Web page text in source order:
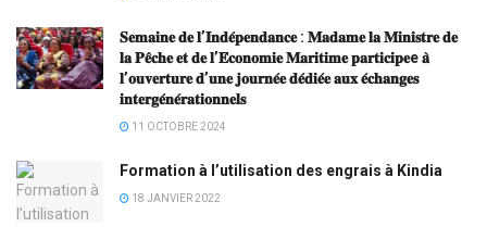
𝐒𝐞𝐦𝐚𝐢𝐧𝐞 𝐝𝐞 𝐥’𝐈𝐧𝐝𝐞́𝐩𝐞𝐧𝐝𝐚𝐧𝐜𝐞 : 𝐌𝐚𝐝𝐚𝐦𝐞 𝐥𝐚 𝐌𝐢𝐧𝐢𝐬𝐭𝐫𝐞 𝐝𝐞
𝐥𝐚 𝐏𝐞̂𝐜𝐡𝐞 𝐞𝐭 𝐝𝐞 𝐥’𝐄́𝐜𝐨𝐧𝐨𝐦𝐢𝐞 𝐌𝐚𝐫𝐢𝐭𝐢𝐦𝐞 𝐩𝐚𝐫𝐭𝐢𝐜𝐢𝐩𝐞e 𝐚̀
𝐥’𝐨𝐮𝐯𝐞𝐫𝐭𝐮𝐫𝐞 𝐝’𝐮𝐧𝐞 𝐣𝐨𝐮𝐫𝐧𝐞́𝐞 𝐝𝐞́𝐝𝐢𝐞́𝐞 𝐚𝐮𝐱 𝐞́𝐜𝐡𝐚𝐧𝐠𝐞𝐬
𝐢𝐧𝐭𝐞𝐫𝐠𝐞́𝐧𝐞́𝐫𝐚𝐭𝐢𝐨𝐧𝐧𝐞𝐥𝐬
11 OCTOBRE 2024
Formation à l’utilisation des engrais à Kindia
18 JANVIER 2022